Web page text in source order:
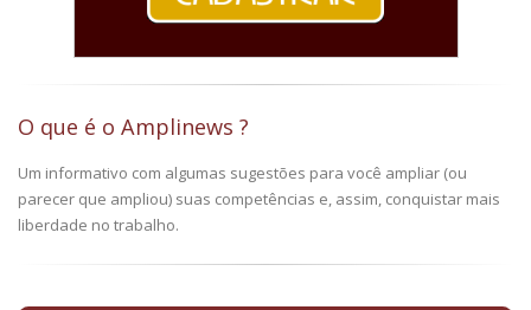
O que é o Amplinews ?
Um informativo com algumas sugestões para você ampliar (ou
parecer que ampliou) suas competências e, assim, conquistar mais
liberdade no trabalho.